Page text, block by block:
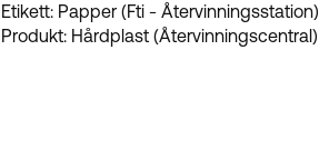
Etikett: Papper (Fti - Återvinningsstation)
Produkt: Hårdplast (Återvinningscentral)